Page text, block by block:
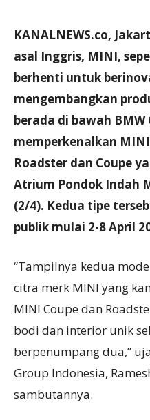
KANALNEWS.co,
asal Inggris, MINI,
berhenti untuk
mengembangkan
berada di bawah BMW
memperkenalkan
Roadster dan Coupe
Atrium Pondok Indah
(2/4). Kedua tipe
publik mulai 2-8 April
“Tampilnya kedua
citra merk MINI yang
MINI Coupe dan
bodi dan interior unik
berpenumpang dua,”
Group Indonesia,
sambutannya.